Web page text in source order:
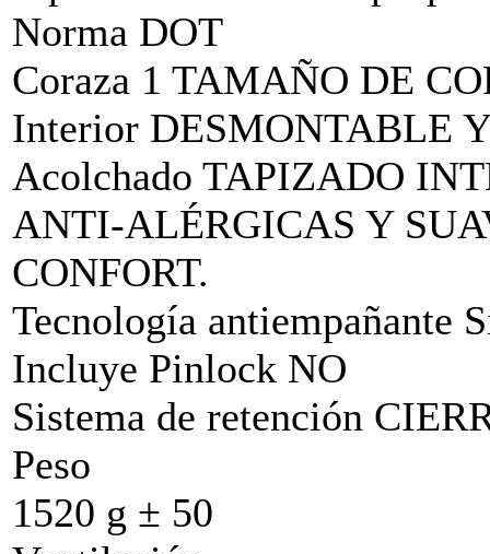
Norma DOT
Coraza 1 TAMAÑO DE
Interior DESMONTABLE
Acolchado TAPIZADO
ANTI-ALÉRGICAS Y
CONFORT.
Tecnología antiempañante
Incluye Pinlock NO
Sistema de retención
Peso
1520 g ± 50